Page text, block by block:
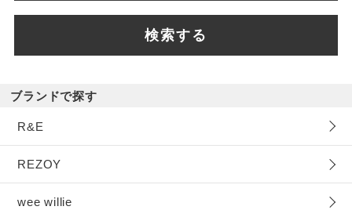
検索する
ブランドで探す
R&E
REZOY
wee willie